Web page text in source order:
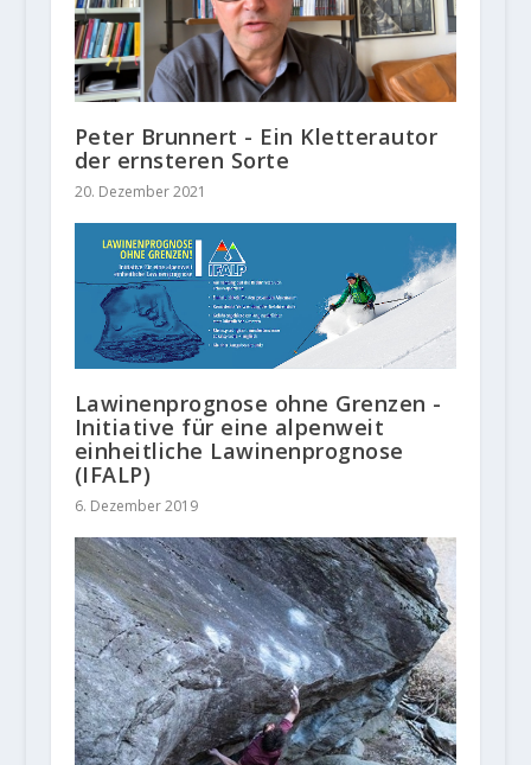
Peter Brunnert - Ein Kletterautor
der ernsteren Sorte
20. Dezember 2021
Lawinenprognose ohne Grenzen -
Initiative für eine alpenweit
einheitliche Lawinenprognose
(IFALP)
6. Dezember 2019